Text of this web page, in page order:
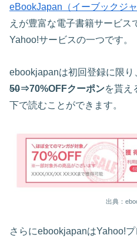
eBookJapan（イーブックジャ
えが豊富な電子書籍サービス
Yahoo!サービスの一つです。
ebookjapanは初回登録に限り
50⇒70%OFFクーポンを貰え
下で読むことができます。
出典：
さらにebookjapanはYahoo!